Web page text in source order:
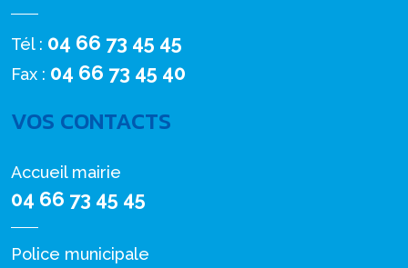
Tél : 04 66 73 45 45
Fax : 04 66 73 45 40
VOS CONTACTS
Accueil mairie
04 66 73 45 45
Police municipale